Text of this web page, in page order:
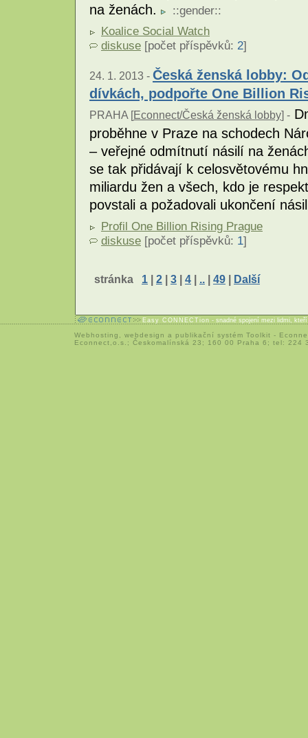
na ženách.
::gender::
Koalice Social Watch
diskuse [počet příspěvků: 2]
24. 1. 2013 - Česká ženská lobby:
dívkách, podpořte One Billion
PRAHA [Econnect/Česká ženská lobby] -
proběhne v Praze na schodech
– veřejné odmítnutí násilí na
se tak přidávají k celosvětovému
miliardu žen a všech, kdo je
povstali a požadovali ukončení
Profil One Billion Rising Prague
diskuse [počet příspěvků: 1]
stránka 1 | 2 | 3 | 4 | .. | 49 | Další
Easy CONNECTion - snadné spojení mezi lidmi,
Webhosting webdesign a publikační systém Toolkit -
Econnect,o.s.; Českomalínská 23; 160 00 Praha 6; tel: 224